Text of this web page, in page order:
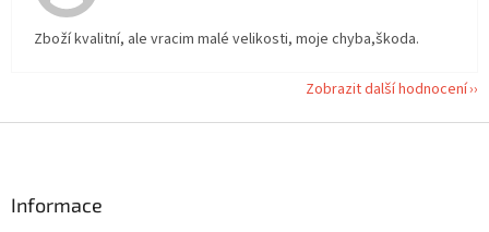
Zboží kvalitní, ale vracim malé velikosti, moje chyba,škoda.
Zobrazit další hodnocení
Informace